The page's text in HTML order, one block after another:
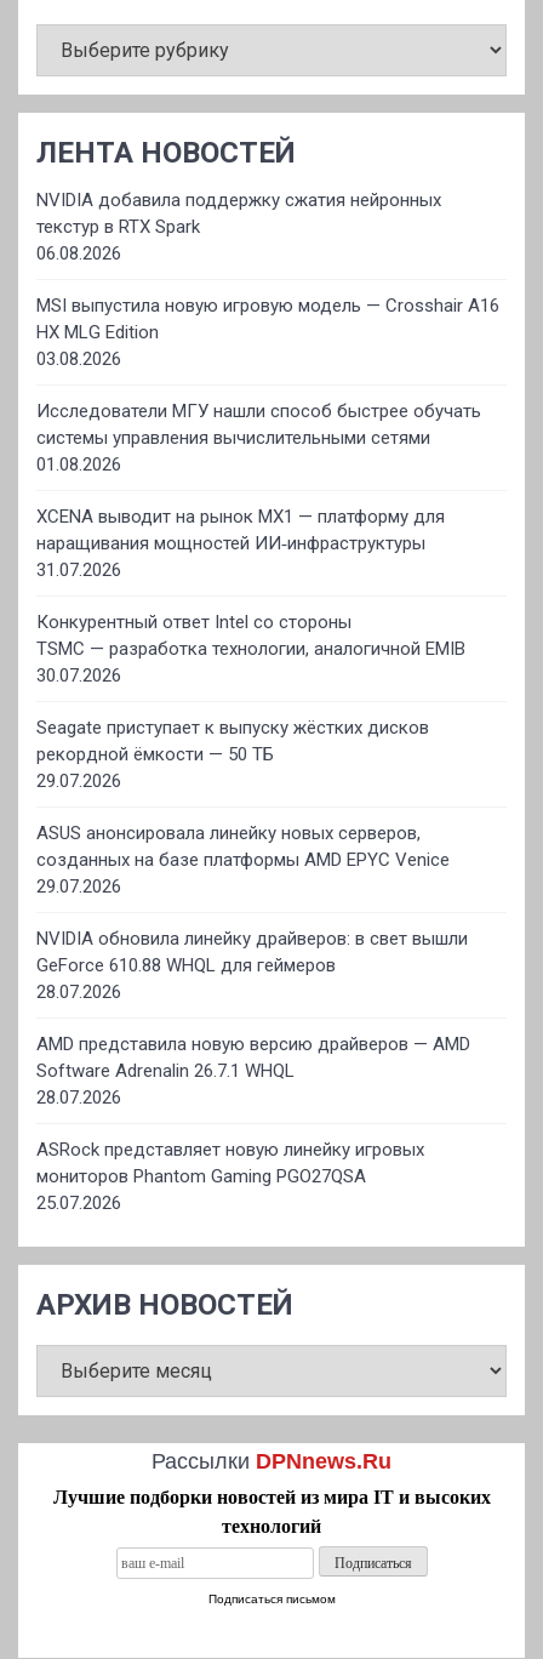
ЛЕНТА НОВОСТЕЙ
NVIDIA добавила поддержку сжатия нейронных
текстур в RTX Spark
06.08.2026
MSI выпустила новую игровую модель — Crosshair A16
HX MLG Edition
03.08.2026
Исследователи МГУ нашли способ быстрее обучать
системы управления вычислительными сетями
01.08.2026
XCENA выводит на рынок MX1 — платформу для
наращивания мощностей ИИ‑инфраструктуры
31.07.2026
Конкурентный ответ Intel со стороны
TSMC — разработка технологии, аналогичной EMIB
30.07.2026
Seagate приступает к выпуску жёстких дисков
рекордной ёмкости — 50 ТБ
29.07.2026
ASUS анонсировала линейку новых серверов,
созданных на базе платформы AMD EPYC Venice
29.07.2026
NVIDIA обновила линейку драйверов: в свет вышли
GeForce 610.88 WHQL для геймеров
28.07.2026
AMD представила новую версию драйверов — AMD
Software Adrenalin 26.7.1 WHQL
28.07.2026
ASRock представляет новую линейку игровых
мониторов Phantom Gaming PGO27QSA
25.07.2026
АРХИВ НОВОСТЕЙ
НОВОСТЕЙ
Рассылки DPNnews.Ru
Лучшие подборки новостей из мира IT и высоких
технологий
Подписаться письмом